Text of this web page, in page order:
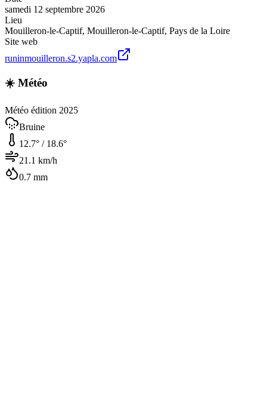
samedi 12 septembre 2026
Lieu
Mouilleron-le-Captif, Mouilleron-le-Captif, Pays de la Loire
Site web
runinmouilleron.s2.yapla.com
☀️ Météo
Météo édition 2025
Bruine
12.7° / 18.6°
21.1 km/h
0.7 mm